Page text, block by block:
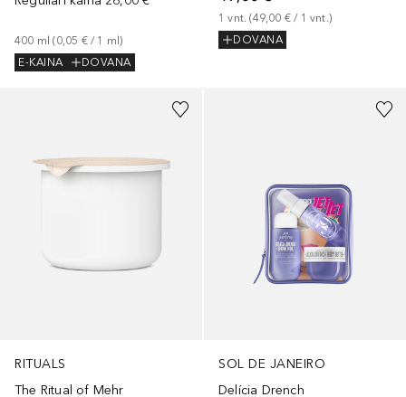
400 ml (0,05 € / 1 ml)
E-KAINA
DOVANA
1 vnt. (49,00 € / 1 vnt.)
DOVANA
RITUALS
The Ritual of Mehr
SOL DE JANEIRO
Delícia Drench